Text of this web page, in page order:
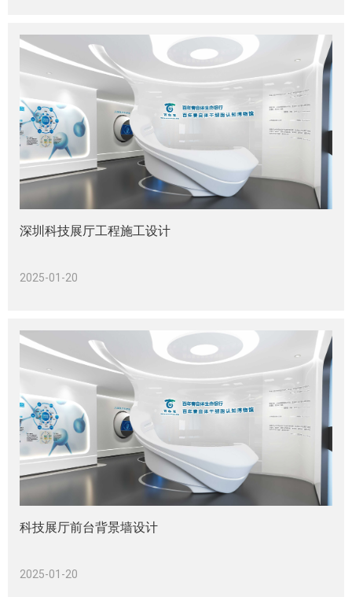
深圳科技展厅工程施工设计
2025-01-20
科技展厅前台背景墙设计
2025-01-20